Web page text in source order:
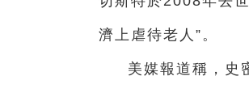
濟上虐待老人”。
美媒報道稱，史